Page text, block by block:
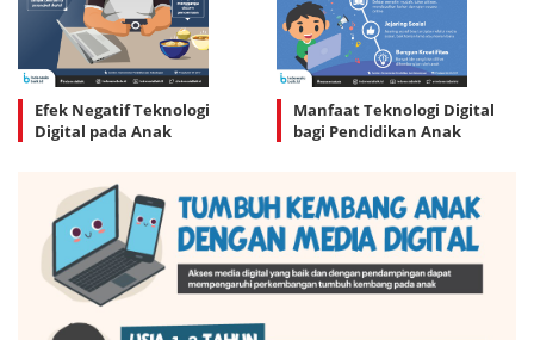
Efek Negatif Teknologi
Digital pada Anak
Manfaat Teknologi Digital
bagi Pendidikan Anak